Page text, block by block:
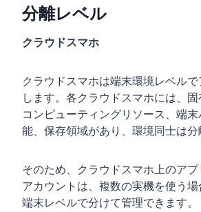
分離レベル
クラウドスマホ
クラウドスマホは端末環境レベル
します。各クラウドスマホには、固
コンピューティングリソース、端
能、保存領域があり、環境同士は分
そのため、クラウドスマホ上のア
アカウントは、複数の実機を使う場
端末レベルで分けて管理できます。